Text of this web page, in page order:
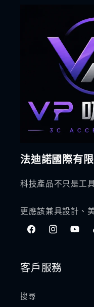
法迪諾國際有
科技產品不只是工
更應該兼具設計、
FacebookInstagram
客戶服務
搜尋